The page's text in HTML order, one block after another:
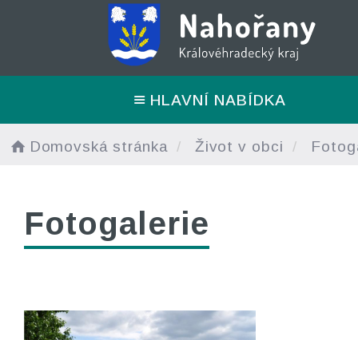
HLAVNÍ NABÍDKA
Domovská stránka Život v obci
Fotogalerie